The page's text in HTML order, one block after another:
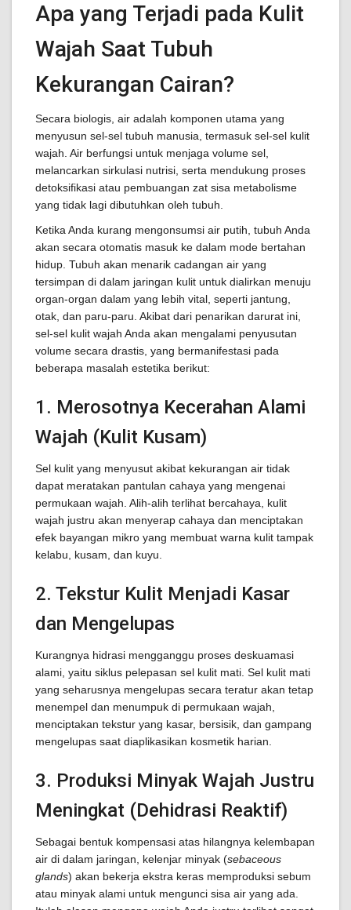
Apa yang Terjadi pada Kulit
Wajah Saat Tubuh
Kekurangan Cairan?
Secara biologis, air adalah komponen utama yang
menyusun sel-sel tubuh manusia, termasuk sel-sel kulit
wajah. Air berfungsi untuk menjaga volume sel,
melancarkan sirkulasi nutrisi, serta mendukung proses
detoksifikasi atau pembuangan zat sisa metabolisme
yang tidak lagi dibutuhkan oleh tubuh.
Ketika Anda kurang mengonsumsi air putih, tubuh Anda
akan secara otomatis masuk ke dalam mode bertahan
hidup. Tubuh akan menarik cadangan air yang
tersimpan di dalam jaringan kulit untuk dialirkan menuju
organ-organ dalam yang lebih vital, seperti jantung,
otak, dan paru-paru. Akibat dari penarikan darurat ini,
sel-sel kulit wajah Anda akan mengalami penyusutan
volume secara drastis, yang bermanifestasi pada
beberapa masalah estetika berikut:
1. Merosotnya Kecerahan Alami
Wajah (Kulit Kusam)
Sel kulit yang menyusut akibat kekurangan air tidak
dapat meratakan pantulan cahaya yang mengenai
permukaan wajah. Alih-alih terlihat bercahaya, kulit
wajah justru akan menyerap cahaya dan menciptakan
efek bayangan mikro yang membuat warna kulit tampak
kelabu, kusam, dan kuyu.
2. Tekstur Kulit Menjadi Kasar
dan Mengelupas
Kurangnya hidrasi mengganggu proses deskuamasi
alami, yaitu siklus pelepasan sel kulit mati. Sel kulit mati
yang seharusnya mengelupas secara teratur akan tetap
menempel dan menumpuk di permukaan wajah,
menciptakan tekstur yang kasar, bersisik, dan gampang
mengelupas saat diaplikasikan kosmetik harian.
3. Produksi Minyak Wajah Justru
Meningkat (Dehidrasi Reaktif)
Sebagai bentuk kompensasi atas hilangnya kelembapan
air di dalam jaringan, kelenjar minyak (sebaceous
glands) akan bekerja ekstra keras memproduksi sebum
atau minyak alami untuk mengunci sisa air yang ada.